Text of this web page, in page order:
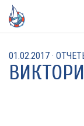
Перейти
содержанию
01.02.2017 ·